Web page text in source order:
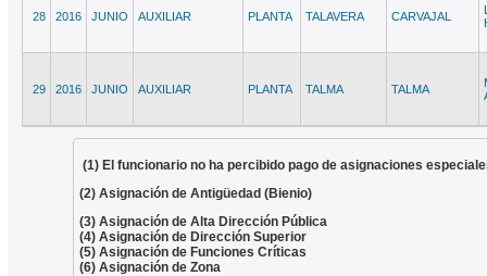
28 2016 JUNIO AUXILIAR PLANTA TALAVERA CARVAJAL
29 2016 JUNIO AUXILIAR PLANTA TALMA TALMA
(1) El funcionario no ha percibido pago de asignaciones
(2) Asignación de Antigüedad (Bienio)
(3) Asignación de Alta Dirección Pública
(4) Asignación de Dirección Superior
(5) Asignación de Funciones Críticas
(6) Asignación de Zona